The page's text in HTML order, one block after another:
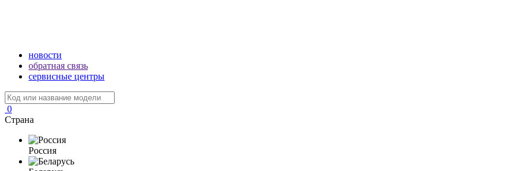
новости
обратная связь
сервисные центры
0
Страна
Россия